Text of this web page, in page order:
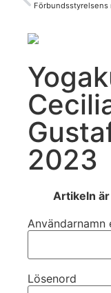
2023
Artikeln
Lösenord